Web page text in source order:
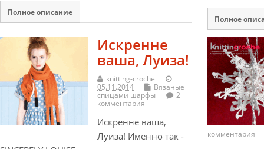
Полное описание
Полное
Искренне
ваша, Луиза!
knitting-croche
05.11.2014
Вязаные
спицами шарфы
2
комментария
Искренне ваша,
Луиза! Именно так -
комментария